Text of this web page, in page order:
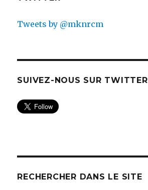
Tweets by @mknrcm
SUIVEZ-NOUS SUR TWITTER
RECHERCHER DANS LE SITE